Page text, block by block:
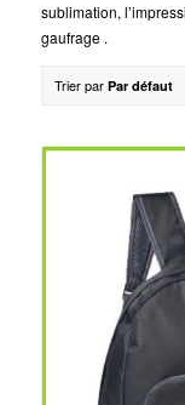
sublimation,
gaufrage .
Trier par Par défaut